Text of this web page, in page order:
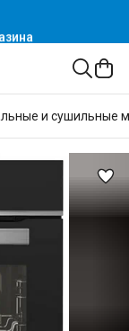
и сушильные